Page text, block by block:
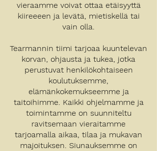
vieraamme voivat ottaa etäisyyttä
kiireeeen ja levätä, mietiskellä tai
vain olla.
Tearmannin tiimi tarjoaa kuuntelevan
korvan, ohjausta ja tukea, jotka
perustuvat henkilökohtaiseen
koulutuksemme,
elämänkokemukseemme ja
taitoihimme. Kaikki ohjelmamme ja
toimintamme on suunniteltu
ravitsemaan vieraitamme
tarjoamalla aikaa, tilaa ja mukavan
majoituksen. Siunauksemme on